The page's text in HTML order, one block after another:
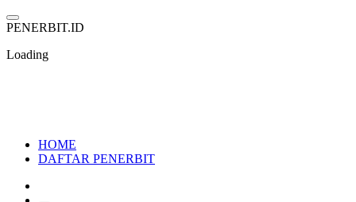
Skip
to
PENERBIT.ID
Loading
HOME
DAFTAR PENERBIT